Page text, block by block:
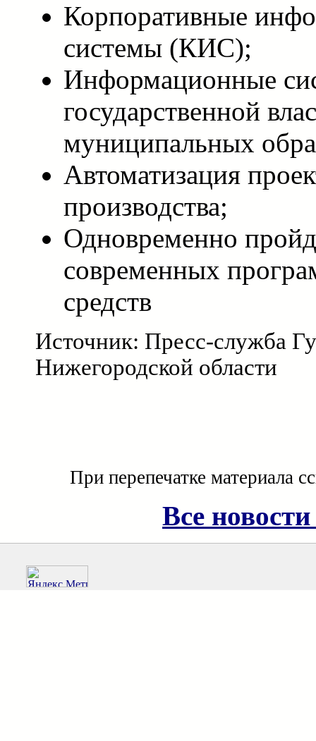
Корпоративные
системы (КИС);
Информационные
государственной
муниципальных
Автоматизация
производства;
Одновременно
современных
средств
Источник: Пресс-служба
Нижегородской области
При перепечатке материала
Все